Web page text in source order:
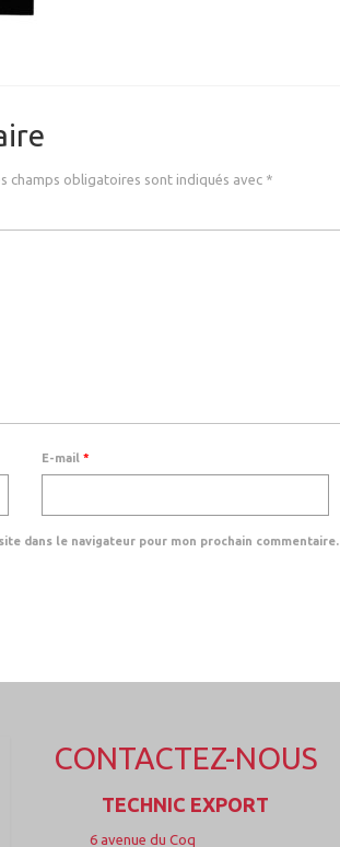
champs obligatoires sont indiqués avec *
E-mail*
dans le navigateur pour mon prochain commentaire.
CONTACTEZ-NOUS
TECHNIC EXPORT
6 avenue du Coq